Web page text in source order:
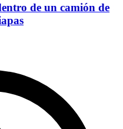
de un camión de